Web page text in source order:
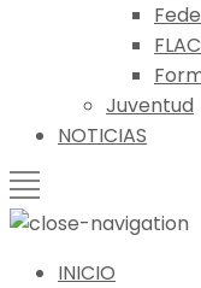
Juventud
NOTICIAS
INICIO